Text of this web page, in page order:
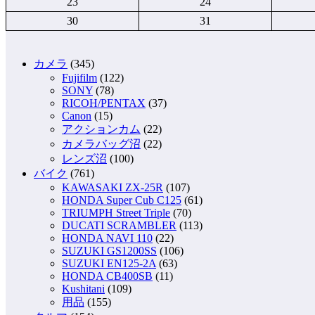
30
31
カメラ (345)
Fujifilm (122)
SONY (78)
RICOH/PENTAX (37)
Canon (15)
アクションカム (22)
カメラバッグ沼 (22)
レンズ沼 (100)
バイク (761)
KAWASAKI ZX-25R (107)
HONDA Super Cub C125 (61)
TRIUMPH Street Triple (70)
DUCATI SCRAMBLER (113)
HONDA NAVI 110 (22)
SUZUKI GS1200SS (106)
SUZUKI EN125-2A (63)
HONDA CB400SB (11)
Kushitani (109)
用品 (155)